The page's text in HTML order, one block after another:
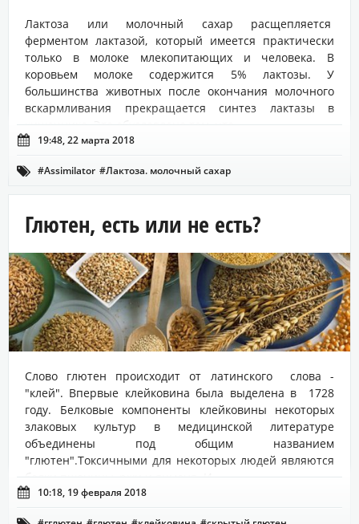
Лактоза или молочный сахар расщепляется
ферментом лактазой, который имеется практически
только в молоке млекопитающих и человека. В
коровьем молоке содержится 5% лактозы. У
большинства животных после окончания молочного
вскармливания прекращается синтез лактазы в
кишечнике. Это обусловлено тем, что...
 19:48, 22 марта 2018
 #Assimilator #Лактоза. молочный сахар
Глютен, есть или не есть?
Слово глютен происходит от латинского слова -
"клей". Впервые клейковина была выделена в 1728
году. Белковые компоненты клейковины некоторых
злаковых культур в медицинской литературе
объединены под общим названием
"глютен".Токсичными для некоторых людей являются
белки пшеницы, ржи и ячменя. И ...
 10:18, 19 февраля 2018